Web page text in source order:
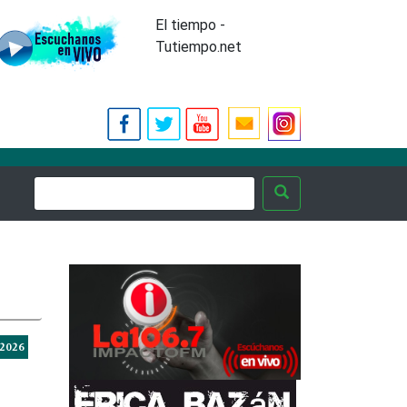
El tiempo -
Tutiempo.net